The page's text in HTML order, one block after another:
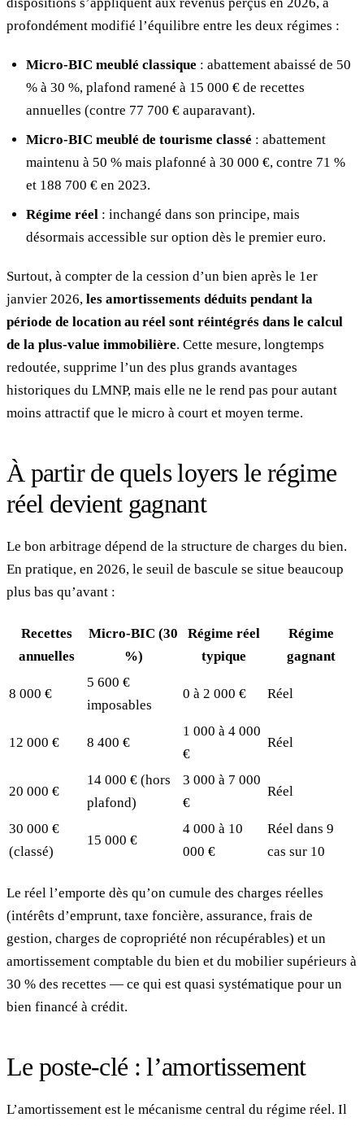
profondément modifié l’équilibre entre les deux régimes :
Micro-BIC meublé classique : abattement abaissé de 50
% à 30 %, plafond ramené à 15 000 € de recettes
annuelles (contre 77 700 € auparavant).
Micro-BIC meublé de tourisme classé : abattement
maintenu à 50 % mais plafonné à 30 000 €, contre 71 %
et 188 700 € en 2023.
Régime réel : inchangé dans son principe, mais
désormais accessible sur option dès le premier euro.
Surtout, à compter de la cession d’un bien après le 1er
janvier 2026, les amortissements déduits pendant la
période de location au réel sont réintégrés dans le calcul
de la plus-value immobilière. Cette mesure, longtemps
redoutée, supprime l’un des plus grands avantages
historiques du LMNP, mais elle ne le rend pas pour autant
moins attractif que le micro à court et moyen terme.
À partir de quels loyers le régime
réel devient gagnant
Le bon arbitrage dépend de la structure de charges du bien.
En pratique, en 2026, le seuil de bascule se situe beaucoup
plus bas qu’avant :
Recettes
annuelles
Micro-BIC (30
%)
Régime réel
typique
Régime
gagnant
8 000 €
5 600 €
imposables
0 à 2 000 € Réel
12 000 € 8 400 €
1 000 à 4 000
€
Réel
20 000 €
14 000 € (hors
plafond)
3 000 à 7 000
€
Réel
30 000 €
(classé)
15 000 €
4 000 à 10
000 €
Réel dans 9
cas sur 10
Le réel l’emporte dès qu’on cumule des charges réelles
(intérêts d’emprunt, taxe foncière, assurance, frais de
gestion, charges de copropriété non récupérables) et un
amortissement comptable du bien et du mobilier supérieurs à
30 % des recettes — ce qui est quasi systématique pour un
bien financé à crédit.
Le poste-clé : l’amortissement
L’amortissement est le mécanisme central du régime réel. Il